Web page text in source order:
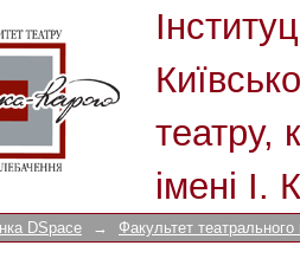
театру,
імені І.
DSpace → Факультет